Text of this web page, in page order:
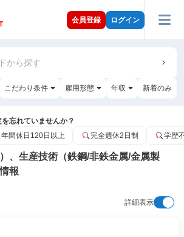
会員登録 ログイン
から探す
こだわり条件 雇用形態 年収 新着のみ
忘れていませんか？
年間休日120日以上 完全週休2日制 学歴
、生産技術（鉄鋼/非鉄金属/金属製
報
詳細表示